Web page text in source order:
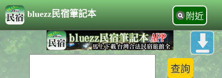
bluezz民宿筆記本 附近